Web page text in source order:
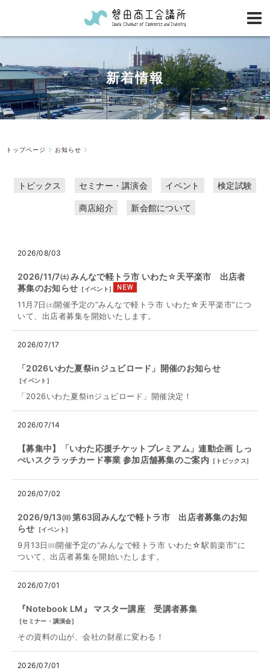
新着情報
トップページ お知らせ
トピックス セミナー・講演会 イベント 検定試験
商店紹介 新会館について
2026/08/03
2026/11/7㈯ みんなで軽トラ市 いわた☆天平楽市 出店者
募集のお知らせ [イベント]
11月7日㈯開催予定の“みんなで軽トラ市 いわた☆天平楽市”につ
いて、出店者募集を開始いたします。
2026/07/17
「2026いわた夏祭inジュビロード」開催のお知らせ
[イベント ]
「2026いわた夏祭inジュビロード」開催決定！
2026/07/14
【募集中】「いわた応援チケットプレミアム」連動企画 しっ
ぺいスクラッチカード事業 参加店舗募集のご案内 [ トピックス]
2026/07/02
2026/9/13㈰ 第63回みんなで軽トラ市 出店者募集のお知
らせ
[イベント]
9月13日㈰開催予定の“みんなで軽トラ市 いわた☆駅前楽市”に
ついて、出店者募集を開始いたします。
2026/07/01
『Notebook LM』 マスター講座 受講者募集
[セミナー・講演会]
その資料の山が、会社の財産に変わる！
2026/07/01